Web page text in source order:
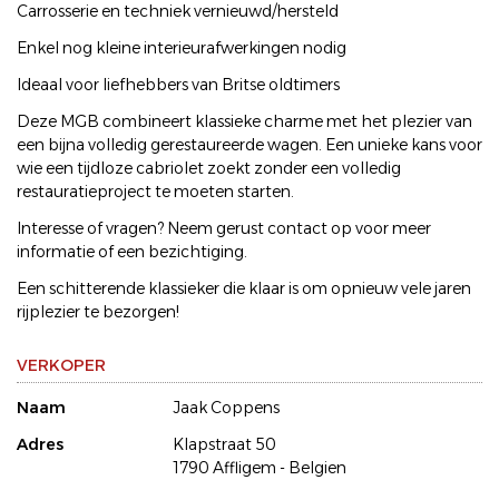
Carrosserie en techniek vernieuwd/hersteld
Enkel nog kleine interieurafwerkingen nodig
Ideaal voor liefhebbers van Britse oldtimers
Deze MGB combineert klassieke charme met het plezier van
een bijna volledig gerestaureerde wagen. Een unieke kans voor
wie een tijdloze cabriolet zoekt zonder een volledig
restauratieproject te moeten starten.
Interesse of vragen? Neem gerust contact op voor meer
informatie of een bezichtiging.
Een schitterende klassieker die klaar is om opnieuw vele jaren
rijplezier te bezorgen!
VERKOPER
Naam
Jaak Coppens
Adres
Klapstraat 50
1790 Affligem - Belgien